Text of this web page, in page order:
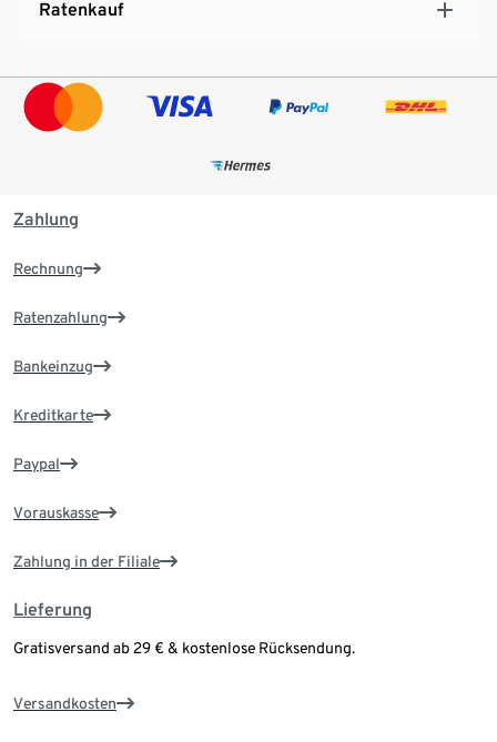
Ratenkauf
Zahlung
Rechnung
Ratenzahlung
Bankeinzug
Kreditkarte
Paypal
Vorauskasse
Zahlung in der Filiale
Lieferung
Gratisversand ab 29 € & kostenlose Rücksendung.
Versandkosten